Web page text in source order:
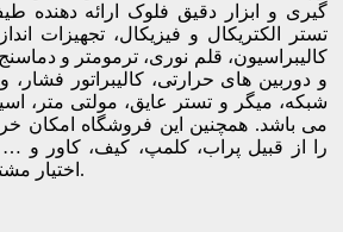
گیری و ابزار دقیق فلوک ارائه دهنده
تستر الکتریکال و فیزیکال، تجهیزات
کالیبراسیون، قلم نوری، ترمومتر و
و دوربین های حرارتی، کالیبراتور فشار،
شبکه، میگر و تستر عایق، مولتی متر،
می باشد. همچنین این فروشگاه امکان
اختیار مشتریان خود قرار می دهد.